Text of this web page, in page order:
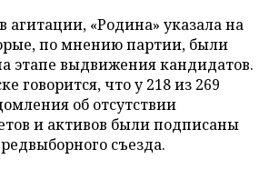
агитации, «Родина» указала на
по мнению партии, были
этапе выдвижения кандидатов.
говорится, что у 218 из 269
об отсутствии
и активов были подписаны
съезда.